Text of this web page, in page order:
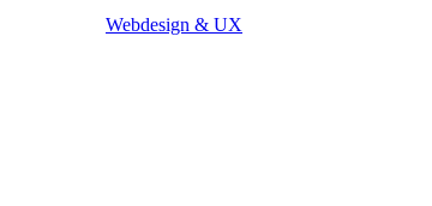
Webdesign & UX